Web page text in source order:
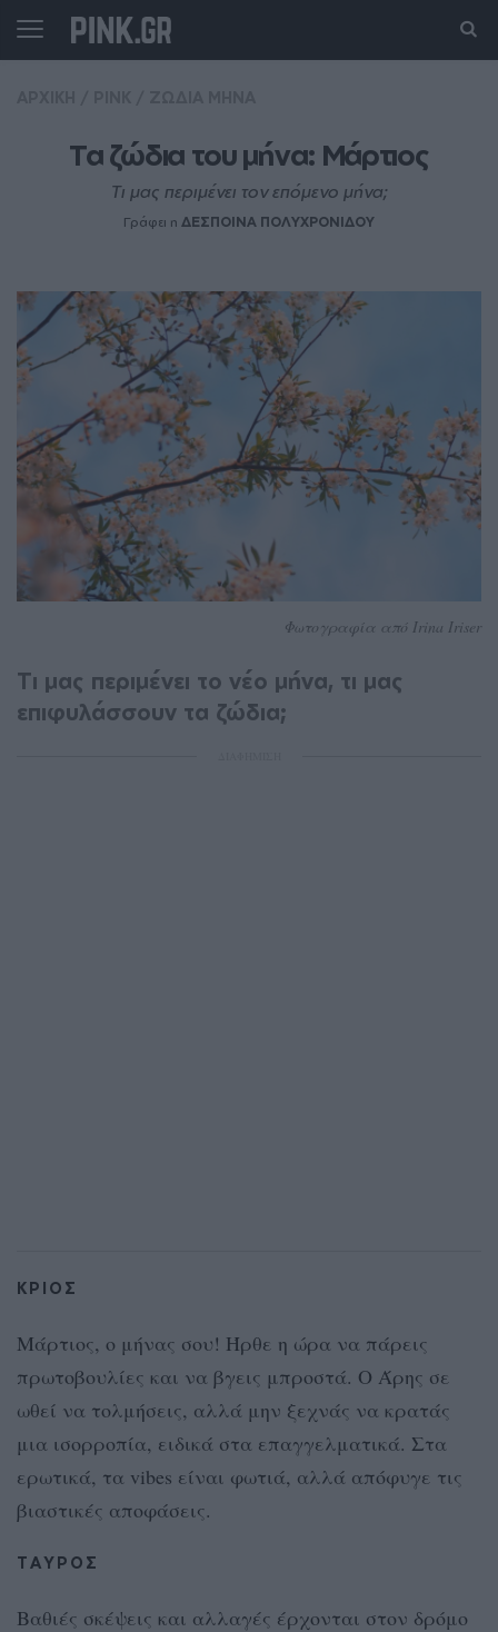
Τα ζώδια του μήνα: Μάρτιος
Tι μας περιμένει τον επόμενο μήνα;
Γράφει η ΔΕΣΠΟΙΝΑ ΠΟΛΥΧΡΟΝΙΔΟΥ
Φωτογραφία από Irina Iriser
Tι μας περιμένει το νέο μήνα, τι μας
επιφυλάσσουν τα ζώδια;
ΚΡΙΟΣ
Μάρτιος, ο μήνας σου! Ήρθε η ώρα να πάρεις
πρωτοβουλίες και να βγεις μπροστά. Ο Άρης σε
ωθεί να τολμήσεις, αλλά μην ξεχνάς να κρατάς
μια ισορροπία, ειδικά στα επαγγελματικά. Στα
ερωτικά, τα vibes είναι φωτιά, αλλά απόφυγε τις
βιαστικές αποφάσεις.
ΤΑΥΡΟΣ
Βαθιές σκέψεις και αλλαγές έρχονται στον δρόμο